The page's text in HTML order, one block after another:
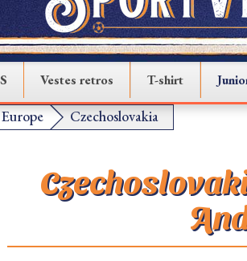
Vestes retros T-shirt
Europe Czechoslovakia